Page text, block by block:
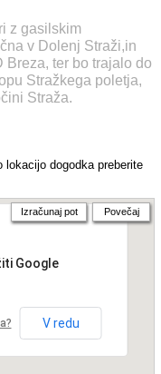
z gasilskim
v Dolenj Straži,in
Breza, ter bo trajalo do
Stražkega poletja,
Straža.
dogodka preberite
Google
V redu
Izračunaj pot Povečaj